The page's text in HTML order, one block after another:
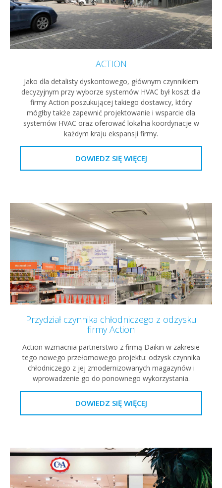
ACTION
Jako dla detalisty dyskontowego, głównym czynnikiem
decyzyjnym przy wyborze systemów HVAC był koszt dla
firmy Action poszukującej takiego dostawcy, który
mógłby także zapewnić projektowanie i wsparcie dla
systemów HVAC oraz oferować lokalna koordynacje w
każdym kraju ekspansji firmy.
DOWIEDZ SIĘ WIĘCEJ
Przydział czynnika chłodniczego z odzysku
firmy Action
Action wzmacnia partnerstwo z firmą Daikin w zakresie
tego nowego przełomowego projektu: odzysk czynnika
chłodniczego z jej zmodernizowanych magazynów i
wprowadzenie go do ponownego wykorzystania.
DOWIEDZ SIĘ WIĘCEJ